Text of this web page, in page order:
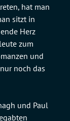
hat man
sitzt in
Herz
zum
und
noch das
und Paul